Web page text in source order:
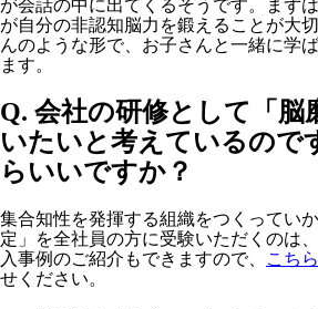
が会話の中に出てくるそうです。まず
が自分の非認知脳力を鍛えることが大
んのような形で、お子さんと一緒に学
ます。
Q. 会社の研修として「脳
いたいと考えているので
らいいですか？
集合知性を発揮する組織をつくってい
定」を全社員の方に受験いただくのは
入事例のご紹介もできますので、
こち
せください。